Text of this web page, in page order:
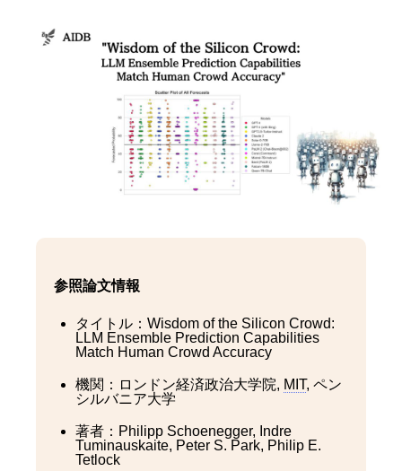
参照論文情報
タイトル：Wisdom of the Silicon Crowd:
LLM Ensemble Prediction Capabilities
Match Human Crowd Accuracy
機関：ロンドン経済政治大学院, MIT, ペン
シルバニア大学
著者：Philipp Schoenegger, Indre
Tuminauskaite, Peter S. Park, Philip E.
Tetlock